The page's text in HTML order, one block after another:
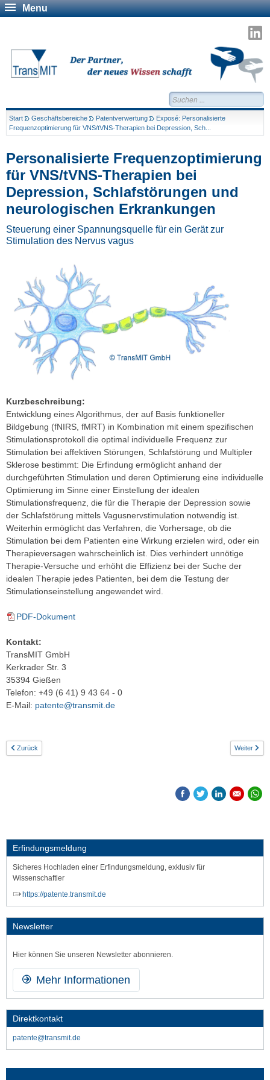
Menu
Suchen...
Start Geschäftsbereiche Patentverwertung
Exposé: Personalisierte
Frequenzoptimierung für VNS/tVNS-Therapien bei Depression, Sch...
Erfindungsmeldung
Sicheres Hochladen einer Erfindungsmeldung, exklusiv für
Wissenschaftler
https://patente.transmit.de
Newsletter
Hier können Sie unseren Newsletter abonnieren.
Mehr Informationen
Direktkontakt
patente@transmit.de
Personalisierte Frequenzoptimierung
für VNS/tVNS-Therapien bei
Depression, Schlafstörungen und
neurologischen Erkrankungen
Steuerung einer Spannungsquelle für ein Gerät zur
Stimulation des Nervus vagus
Kurzbeschreibung:
Entwicklung eines Algorithmus, der auf Basis funktioneller
Bildgebung (fNIRS, fMRT) in Kombination mit einem spezifischen
Stimulationsprotokoll die optimal individuelle Frequenz zur
Stimulation bei affektiven Störungen, Schlafstörung und Multipler
Sklerose bestimmt: Die Erfindung ermöglicht anhand der
durchgeführten Stimulation und deren Optimierung eine individuelle
Optimierung im Sinne einer Einstellung der idealen
Stimulationsfrequenz, die für die Therapie der Depression sowie
der Schlafstörung mittels Vagusnervstimulation notwendig ist.
Weiterhin ermöglicht das Verfahren, die Vorhersage, ob die
Stimulation bei dem Patienten eine Wirkung erzielen wird, oder ein
Therapieversagen wahrscheinlich ist. Dies verhindert unnötige
Therapie-Versuche und erhöht die Effizienz bei der Suche der
idealen Therapie jedes Patienten, bei dem die Testung der
Stimulationseinstellung angewendet wird.
PDF-Dokument
Kontakt:
TransMIT GmbH
Kerkrader Str. 3
35394 Gießen
Telefon: +49 (6 41) 9 43 64 - 0
E-Mail: patente@transmit.de
Zurück Weiter